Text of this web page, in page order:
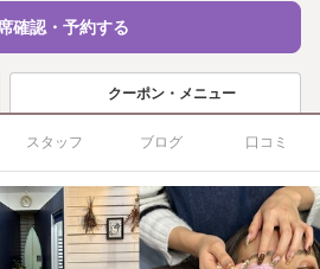
確認・予約する
クーポン・メニュー
スタッフ ブログ 口コミ